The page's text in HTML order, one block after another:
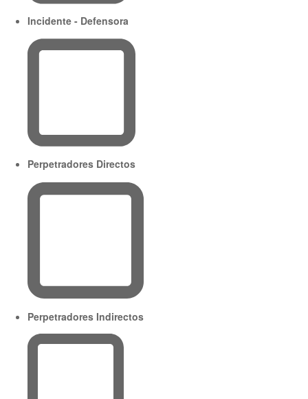
Incidente - Defensora
Perpetradores Directos
Perpetradores Indirectos